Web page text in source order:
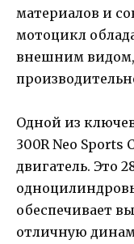
материалов и
мотоцикл
внешним видом,
Одной из
300R Neo Sports
двигатель. Это
обеспечивает
отличную